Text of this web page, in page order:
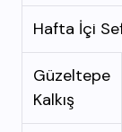
Hafta İçi
Güzeltepe
Kalkış